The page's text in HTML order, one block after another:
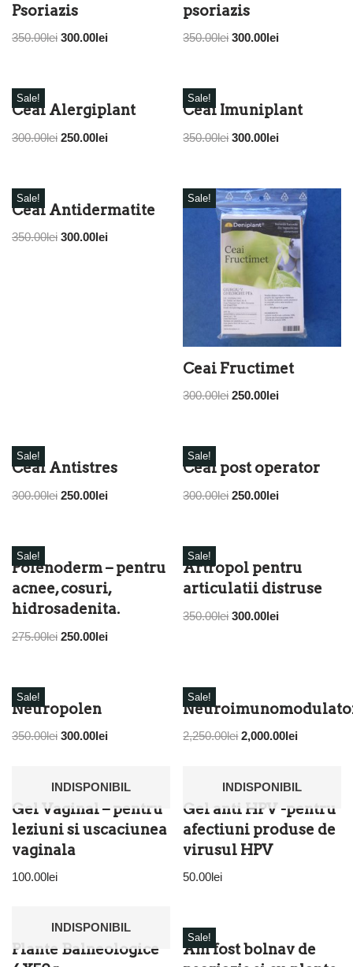
Psoriazis
350.00lei 300.00lei
psoriazis
350.00lei 300.00lei
Sale!
Ceai Alergiplant
300.00lei 250.00lei
Sale!
Ceai Imuniplant
350.00lei 300.00lei
Sale!
Ceai Antidermatite
350.00lei 300.00lei
Sale!
Ceai Fructimet
300.00lei 250.00lei
Sale!
Ceai Antistres
300.00lei 250.00lei
Sale!
Ceai post operator
300.00lei 250.00lei
Sale!
Polenoderm – pentru
acnee, cosuri,
hidrosadenita.
275.00lei 250.00lei
Sale!
Artropol pentru
articulatii distruse
350.00lei 300.00lei
Sale!
Neuropolen
350.00lei 300.00lei
Sale!
2,250.00lei 2,000.00lei
INDISPONIBIL
Gel Vaginal – pentru
leziuni si uscaciunea
vaginala
100.00lei
INDISPONIBIL
Gel anti HPV -pentru
afectiuni produse de
virusul HPV
50.00lei
INDISPONIBIL
Plante Balneologice
Sale!
Am fost bolnav de